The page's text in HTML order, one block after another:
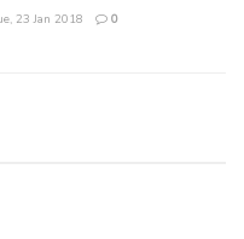
23 Jan 2018 0